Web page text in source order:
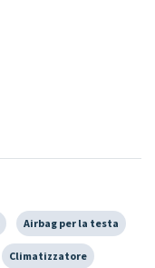
Airbag per la testa
Climatizzatore